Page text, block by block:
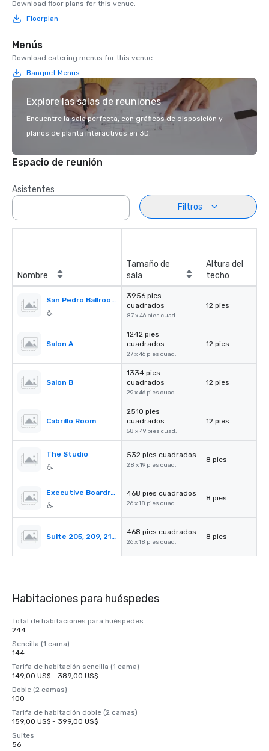
Download floor plans for this venue.
Floorplan
Menús
Download catering menus for this venue.
Banquet Menus
Explore las salas de reuniones
Encuentre la sala perfecta, con gráficos de disposición y
planos de planta interactivos en 3D.
Espacio de reunión
Asistentes
Filtros
Nombre
Tamaño de
sala
Altura del
techo
San Pedro Ballroom
3956 pies
cuadrados
87 x 46 pies cuad.
12 pies
Salon A
1242 pies
cuadrados
27 x 46 pies cuad.
12 pies
Salon B
1334 pies
cuadrados
29 x 46 pies cuad.
12 pies
Cabrillo Room
2510 pies
cuadrados
58 x 49 pies cuad.
12 pies
The Studio 532 pies cuadrados
28 x 19 pies cuad.
8 pies
Executive Boardroom 468 pies cuadrados
26 x 18 pies cuad.
8 pies
Suite 205, 209, 215, 219, 223 and 1014
468 pies cuadrados
26 x 18 pies cuad.
8 pies
Habitaciones para huéspedes
Total de habitaciones para huéspedes
244
Sencilla (1 cama)
144
Tarifa de habitación sencilla (1 cama)
149,00 US$ - 389,00 US$
Doble (2 camas)
100
Tarifa de habitación doble (2 camas)
159,00 US$ - 399,00 US$
Suites
56